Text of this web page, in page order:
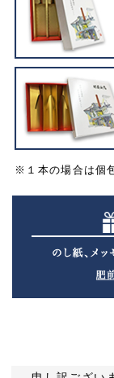
※１本の場合は個